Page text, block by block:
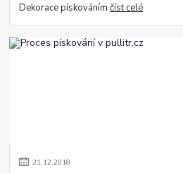
Dekorace pískovánímčíst celé
21.12.2018